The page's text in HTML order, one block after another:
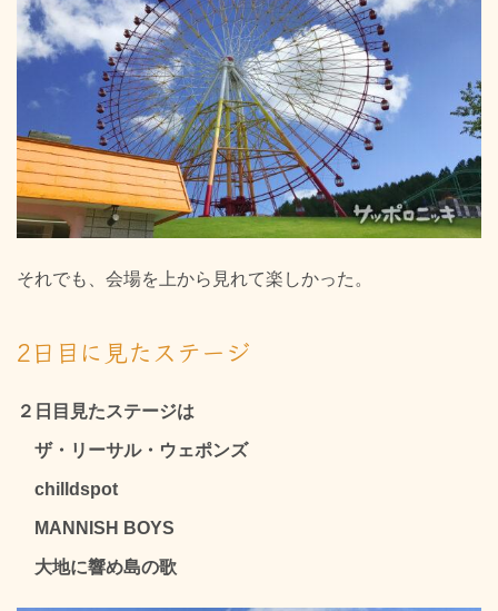
それでも、会場を上から見れて楽しかった。
2日目に見たステージ
２日目見たステージは
ザ・リーサル・ウェポンズ
chilldspot
MANNISH BOYS
大地に響め島の歌